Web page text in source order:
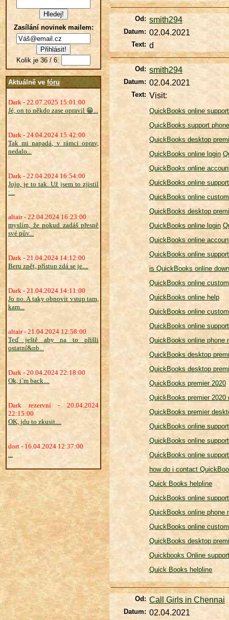
Zasílání novinek mailem:
Kolik je 36 / 6:
Aktuálně ve fóru
Dark - 22.07.2025 15:01:00
Jé, on to někdo zase opravil 😁...
Dark - 24.04.2024 15:42:00
Tak mi napadá, v rámci oprav,
nedalo...
Dark - 22.04.2024 16:54:00
Jojo, je to tak. Už jsem to zjistil
:...
altair - 22.04.2024 16:23:00
myslím, že pokud zadáš přesně
své pův...
Dark - 21.04.2024 14:12:00
Beru zpět, přístup zdá se je....
Dark - 21.04.2024 14:11:00
Jo no. A taky obnovit vstup tam,
kam...
altair - 21.04.2024 12:58:00
Teď ještě aby na to přišli
ostatní&nb...
Dark - 20.04.2024 22:18:00
Ok, i´m back....
Dark rezervní - 20.04.2024
22:15:00
OK, jdu to zkusit....
dort - 16.04.2024 12:37:00
...
Od: smith294
Datum: 02.04.2021
Text: d
Od: smith294
Datum: 02.04.2021
Text: Visit:
QuickBooks online support
QuickBooks support
QuickBooks desktop
QuickBooks online login
QuickBooks online
QuickBooks online support
QuickBooks online
QuickBooks desktop
QuickBooks online login
QuickBooks online
QuickBooks online support
is QuickBooks online down
QuickBooks online
QuickBooks online help
QuickBooks online
QuickBooks online
QuickBooks online phone
QuickBooks desktop
QuickBooks desktop
QuickBooks premier 2020
QuickBooks premier 2020
QuickBooks premier
QuickBooks online support
QuickBooks online
QuickBooks online
how do i contact
Quick Books helpline
QuickBooks online
QuickBooks online phone
QuickBooks online
QuickBooks desktop
Quickbooks Online support
Quick Books helpline
Od: Call Girls in Chennai
Datum: 02.04.2021